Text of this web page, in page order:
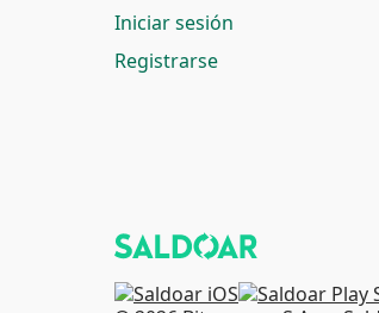
Iniciar sesión
Registrarse